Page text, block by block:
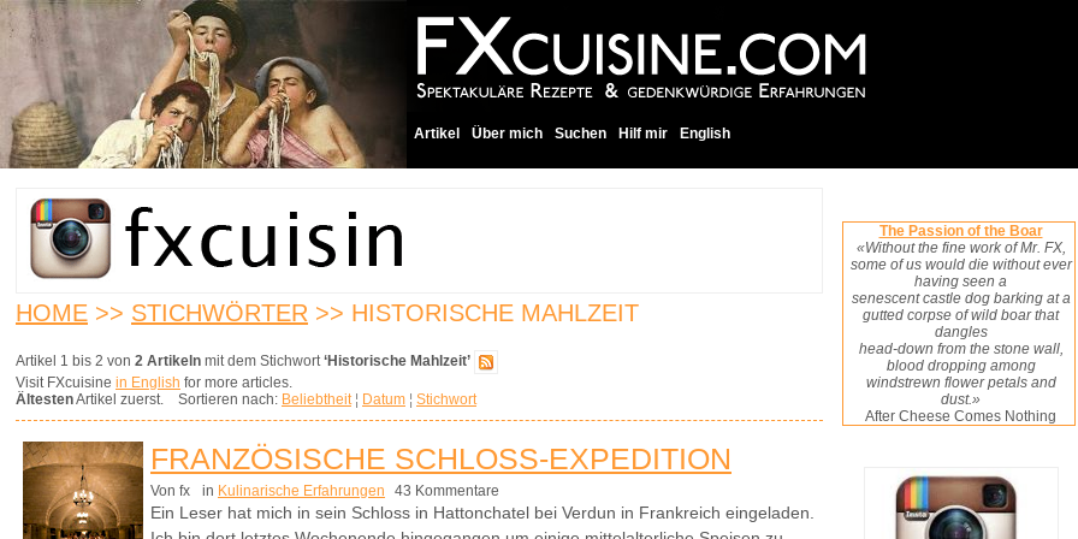
Artikel Über mich Suchen Hilf mir English
HOME >> STICHWÖRTER >> HISTORISCHE MAHLZEIT
Artikel 1 bis 2 von 2 Artikeln mit dem Stichwort‘Historische Mahlzeit’
Visit FXcuisine in English for more articles.
ÄltestenArtikel zuerst. Sortieren nach: Beliebtheit¦ Datum ¦ Stichwort
FRANZÖSISCHE SCHLOSS-EXPEDITION
Von fx in Kulinarische Erfahrungen 43 Kommentare
Ein Leser hat mich in sein Schloss in Hattonchatel bei Verdun in Frankreich eingeladen.
The Passion of the Boar
«Without the fine work of Mr. FX,
some of us would die without ever
having seen a
senescent castle dog barking at a
gutted corpse of wild boar that
dangles
head-down from the stone wall,
blood dropping among
windstrewn flower petals and
dust.»
After Cheese Comes Nothing